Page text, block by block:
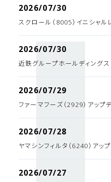
2026/07/30
スクロール（8005）イニシャル
2026/07/30
近鉄グループホールディングス
2026/07/29
ファーマフーズ（2929）アップ
2026/07/28
ヤマシンフィルタ（6240）アッ
2026/07/27